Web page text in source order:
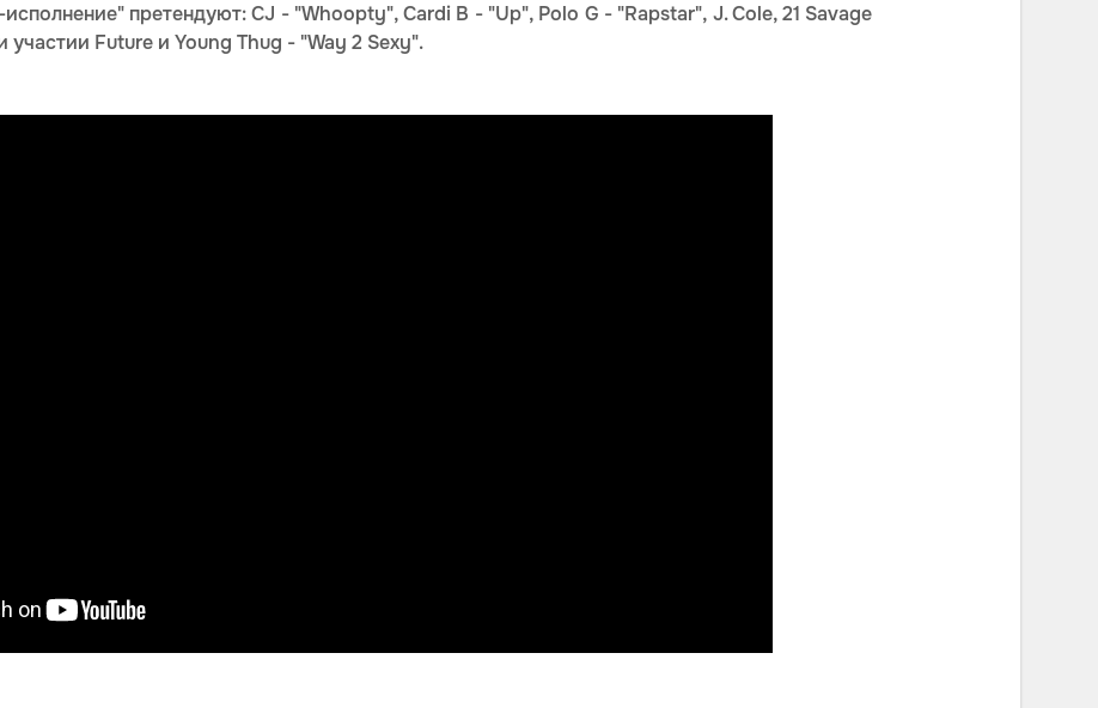
претендуют: CJ - "Whoopty", Cardi B - "Up", Polo G - "Rapstar", J. Cole, 21 Savage
Future и Young Thug - "Way 2 Sexy".